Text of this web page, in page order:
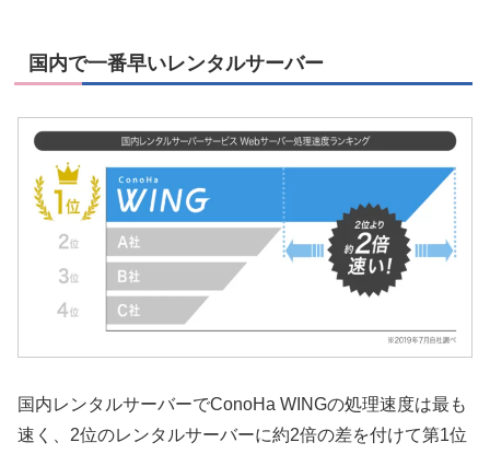
国内で一番早いレンタルサーバー
国内レンタルサーバーでConoHa WINGの処理速度は最も
速く、2位のレンタルサーバーに約2倍の差を付けて第1位